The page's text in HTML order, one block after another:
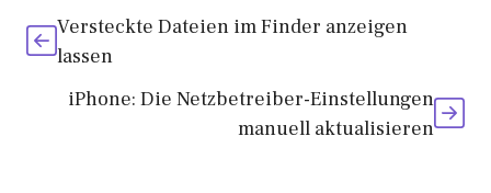
Versteckte Dateien im Finder anzeigen
lassen
iPhone: Die Netzbetreiber-Einstellungen
manuell aktualisieren